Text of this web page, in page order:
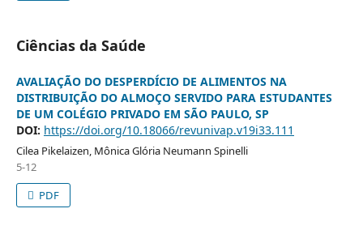
Ciências da Saúde
AVALIAÇÃO DO DESPERDÍCIO DE ALIMENTOS NA
DISTRIBUIÇÃO DO ALMOÇO SERVIDO PARA ESTUDANTES
DE UM COLÉGIO PRIVADO EM SÃO PAULO, SP
DOI: https://doi.org/10.18066/revunivap.v19i33.111
Cilea Pikelaizen, Mônica Glória Neumann Spinelli
5-12
PDF